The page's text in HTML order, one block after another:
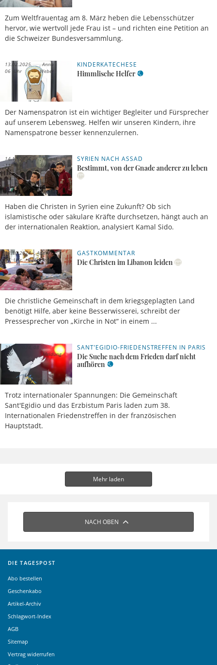
Zum Weltfrauentag am 8. März heben die Lebensschützer
hervor, wie wertvoll jede Frau ist – und richten eine Petition an
die Schweizer Bundesversammlung.
KINDERKATECHESE
Himmlische Helfer
Der Namenspatron ist ein wichtiger Begleiter und Fürsprecher
auf unserem Lebensweg. Helfen wir unseren Kindern, ihre
Namenspatrone besser kennenzulernen.
13.02.2025,
06 Uhr
Anna
Weber
SYRIEN NACH ASSAD
Bestimmt, von der Gnade anderer zu leben
Haben die Christen in Syrien eine Zukunft? Ob sich
islamistische oder säkulare Kräfte durchsetzen, hängt auch an
der internationalen Reaktion, analysiert Kamal Sido.
14.12.2024,
11 Uhr
Kamal
Sido
GASTKOMMENTAR
Die Christen im Libanon leiden
Die christliche Gemeinschaft in dem kriegsgeplagten Land
benötigt Hilfe, aber keine Besserwisserei, schreibt der
Pressesprecher von „Kirche in Not“ in einem ...
18.10.2024,
17 Uhr
André
Stiefenhofer
SANT’EGIDIO-FRIEDENSTREFFEN IN PARIS
Die Suche nach dem Frieden darf nicht
aufhören
Trotz internationaler Spannungen: Die Gemeinschaft
Sant'Egidio und das Erzbistum Paris laden zum 38.
Internationalen Friedenstreffen in der französischen
Hauptstadt.
21.09.2024, 08
Uhr
Meldung
Mehr laden
NACH OBEN
DIE TAGESPOST
Abo bestellen
Geschenkabo
Artikel-Archiv
Schlagwort-Index
AGB
Sitemap
Vertrag widerrufen